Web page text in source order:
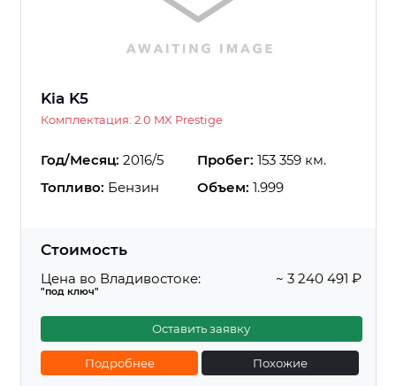
Kia K5
Комплектация: 2.0 MX Prestige
Год/Месяц: 2016/5 Пробег: 153 359 км.
Топливо: Бензин Объем: 1.999
Стоимость
Цена во Владивостоке:
"под ключ"
~ 3 240 491 ₽
Оставить заявку
Подробнее Похожие